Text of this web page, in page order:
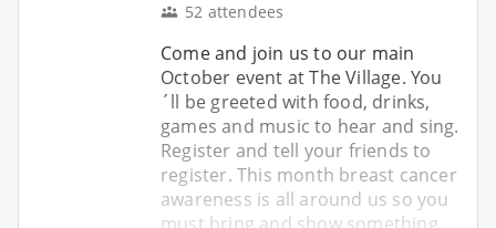
52 attendees
Come and join us to our main
October event at The Village. You
´ll be greeted with food, drinks,
games and music to hear and sing.
Register and tell your friends to
register. This month breast cancer
awareness is all around us so you